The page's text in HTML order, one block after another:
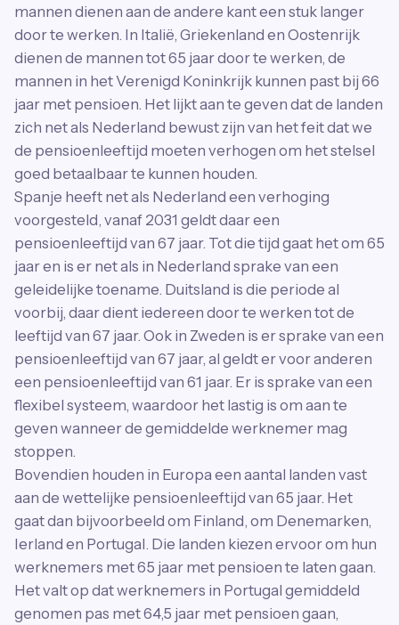
mannen dienen aan de andere kant een stuk langer
door te werken. In Italië, Griekenland en Oostenrijk
dienen de mannen tot 65 jaar door te werken, de
mannen in het Verenigd Koninkrijk kunnen past bij 66
jaar met pensioen. Het lijkt aan te geven dat de landen
zich net als Nederland bewust zijn van het feit dat we
de pensioenleeftijd moeten verhogen om het stelsel
goed betaalbaar te kunnen houden.
Spanje heeft net als Nederland een verhoging
voorgesteld, vanaf 2031 geldt daar een
pensioenleeftijd van 67 jaar. Tot die tijd gaat het om 65
jaar en is er net als in Nederland sprake van een
geleidelijke toename. Duitsland is die periode al
voorbij, daar dient iedereen door te werken tot de
leeftijd van 67 jaar. Ook in Zweden is er sprake van een
pensioenleeftijd van 67 jaar, al geldt er voor anderen
een pensioenleeftijd van 61 jaar. Er is sprake van een
flexibel systeem, waardoor het lastig is om aan te
geven wanneer de gemiddelde werknemer mag
stoppen.
Bovendien houden in Europa een aantal landen vast
aan de wettelijke pensioenleeftijd van 65 jaar. Het
gaat dan bijvoorbeeld om Finland, om Denemarken,
Ierland en Portugal. Die landen kiezen ervoor om hun
werknemers met 65 jaar met pensioen te laten gaan.
Het valt op dat werknemers in Portugal gemiddeld
genomen pas met 64,5 jaar met pensioen gaan,